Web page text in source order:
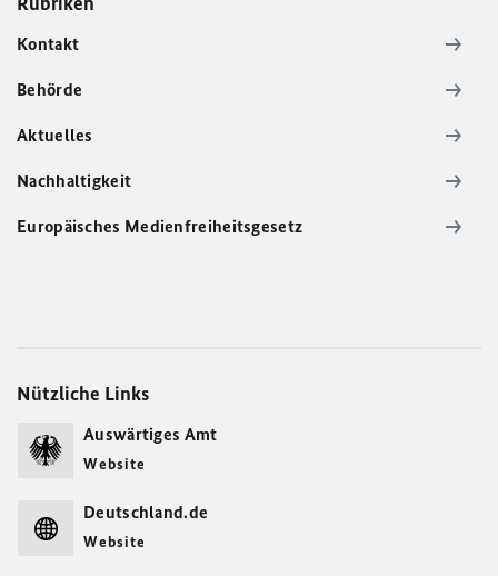
Kontakt
Behörde
Aktuelles
Nachhaltigkeit
Europäisches Medienfreiheitsgesetz
Nützliche Links
Auswärtiges Amt
Website
Deutschland.de
Website